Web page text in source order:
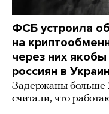
ФСБ устроила
на
через них
россиян в
Задержаны больше
считали, что